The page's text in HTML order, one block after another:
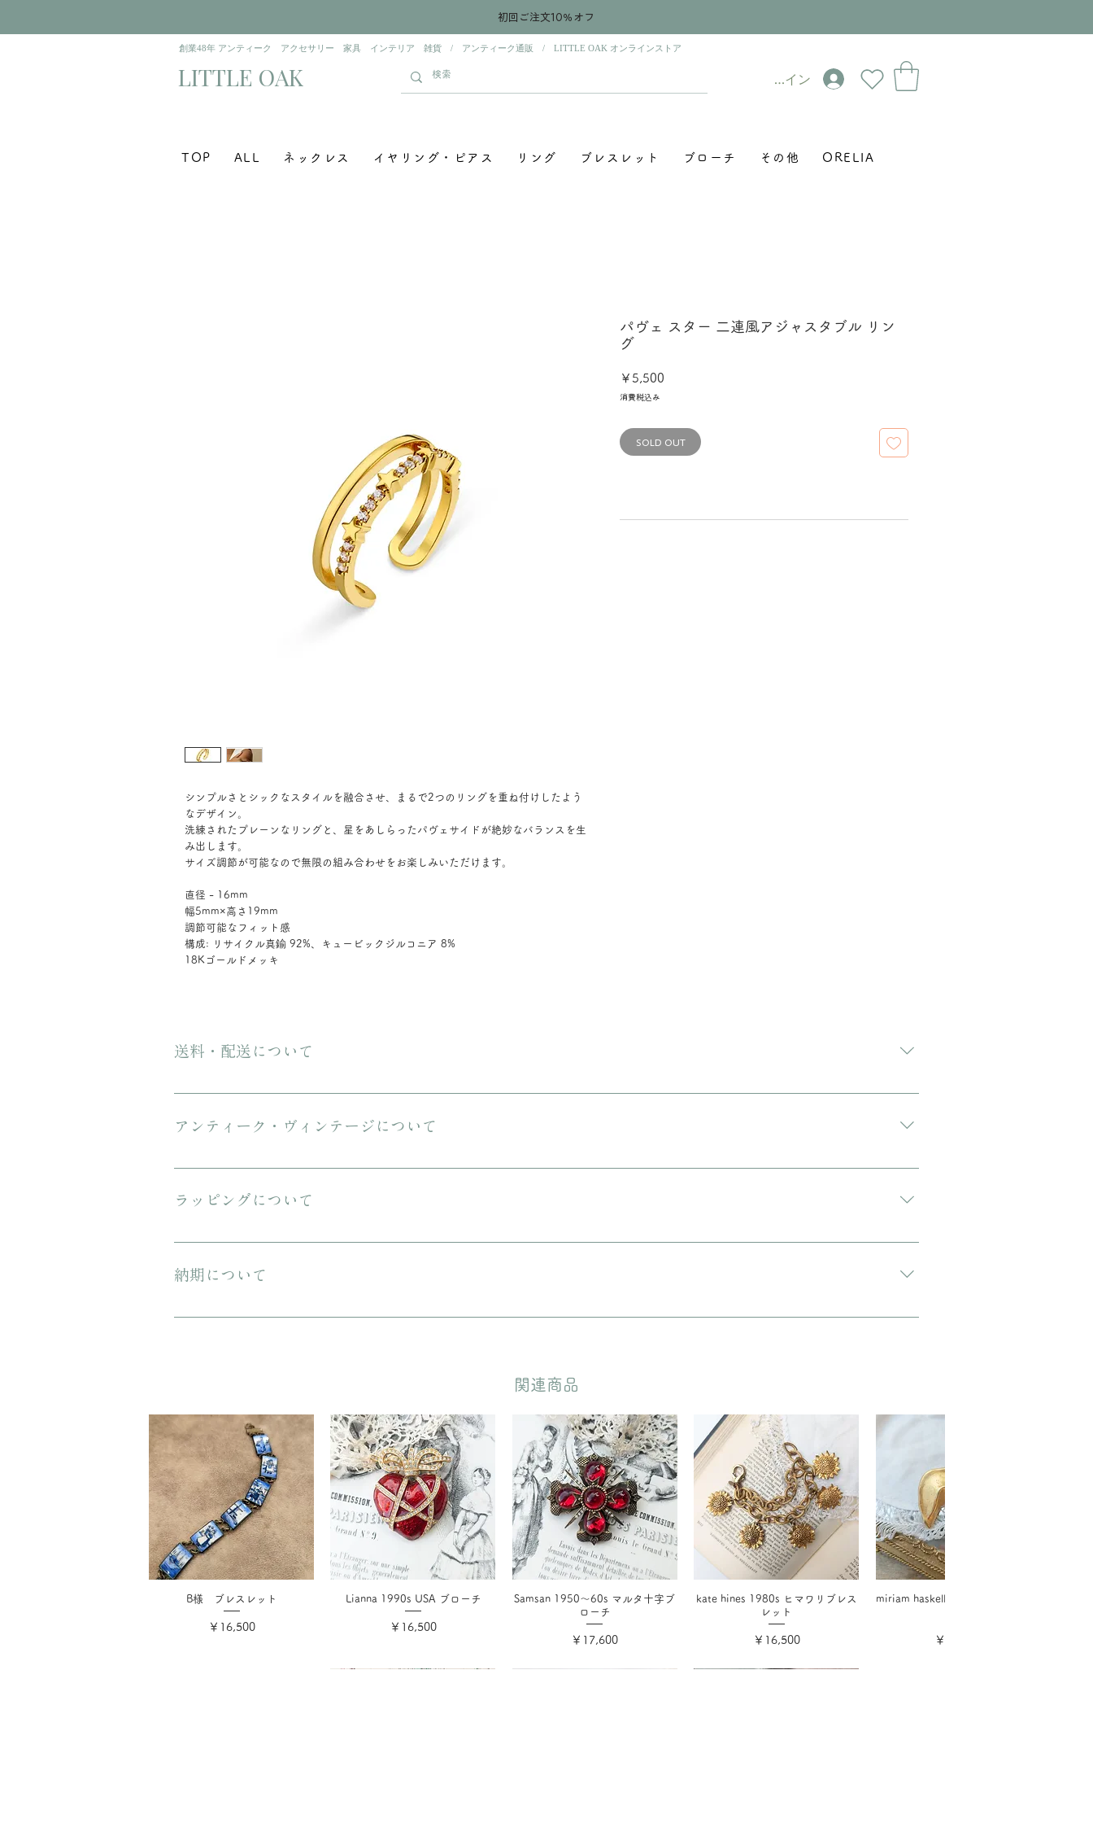
初回ご注文10％オフ
​創業48年 アンティーク アクセサリー 家具 インテリア 雑貨 / アンティーク通販 / LITTLE OAK オンラインストア
​LITTLE OAK ログイン
TOP ALL ネックレス イヤリング・ピアス リング ブレスレット ブローチ その他 ORELIA
シンプルさとシックなスタイルを融合させ、まるで2つのリングを重ね付けしたよう
なデザイン。
洗練されたプレーンなリングと、星をあしらったパヴェサイドが絶妙なバランスを生
み出します。
サイズ調節が可能なので無限の組み合わせをお楽しみいただけます。
直径 - 16mm
幅5mm×高さ19mm
調節可能なフィット感
構成: リサイクル真鍮 92%、キュービックジルコニア 8%
18Kゴールドメッキ
パヴェ スター 二連風アジャスタブル リン
グ
￥5,500
消費税込み
SOLD OUT
送料・配送について
ご購入金額が8000円以上の場合、配送料は無料です。 ご購入金額が8000円以下の場合、配送料は330円です。 配送方法は通常宅急便コンパクト
アンティーク・ヴィンテージについて
傷や汚れについて可能な限り記載をしておりますが、状態の良いお品でも経年による小さな傷汚れがある場合がございます。 アンティーク・ヴィ
ラッピングについて
プレゼント用にご購入される場合、箱に入れてリボンをおかけいたします。 備考欄に”無料ギフトラッピング希望”と入力をお願い致します。
納期について
ご注文から配送までに1-3営業日ほどいただきます。
​関連商品
B様 ブレスレット
価格
￥16,500
Lianna 1990s USA ブローチ
価格
￥16,500
Samsan 1950〜60s マルタ十字ブ
ローチ
価格
￥17,600
kate hines 1980s ヒマワリブレス
レット
価格
￥16,500
miriam haskellフォーチュンクッキ
価格
￥17,600